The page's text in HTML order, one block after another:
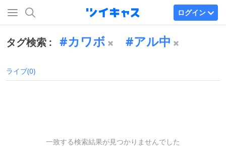
ログイン
タグ検索 : カワボ アル中
ライブ(0)
一致する検索結果が見つかりませんでした